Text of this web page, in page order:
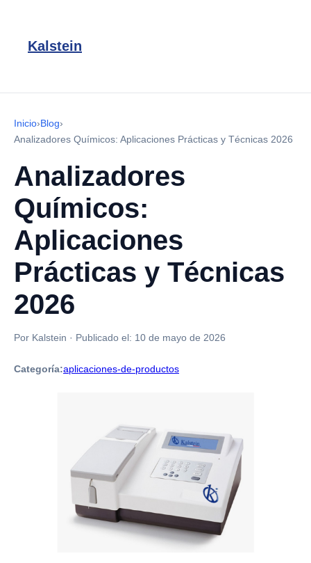
Kalstein
Inicio›Blog›
Analizadores Químicos: Aplicaciones Prácticas y Técnicas 2026
Analizadores
Químicos:
Aplicaciones
Prácticas y Técnicas
2026
Por Kalstein · Publicado el: 10 de mayo de 2026
Categoría:aplicaciones-de-productos